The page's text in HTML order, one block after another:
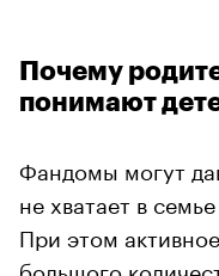
Почему
понимают
Фандомы могут
не хватает в
При этом
большого